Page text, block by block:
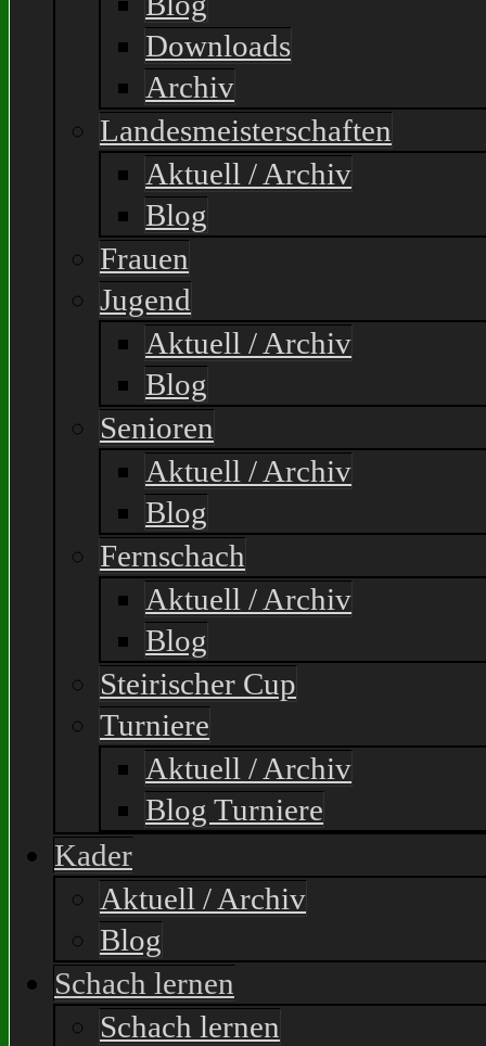
Downloads
Archiv
Landesmeisterschaften
Aktuell / Archiv
Blog
Frauen
Jugend
Aktuell / Archiv
Blog
Senioren
Aktuell / Archiv
Blog
Fernschach
Aktuell / Archiv
Blog
Steirischer Cup
Turniere
Aktuell / Archiv
Blog Turniere
Kader
Aktuell / Archiv
Blog
Schach lernen
Schach lernen